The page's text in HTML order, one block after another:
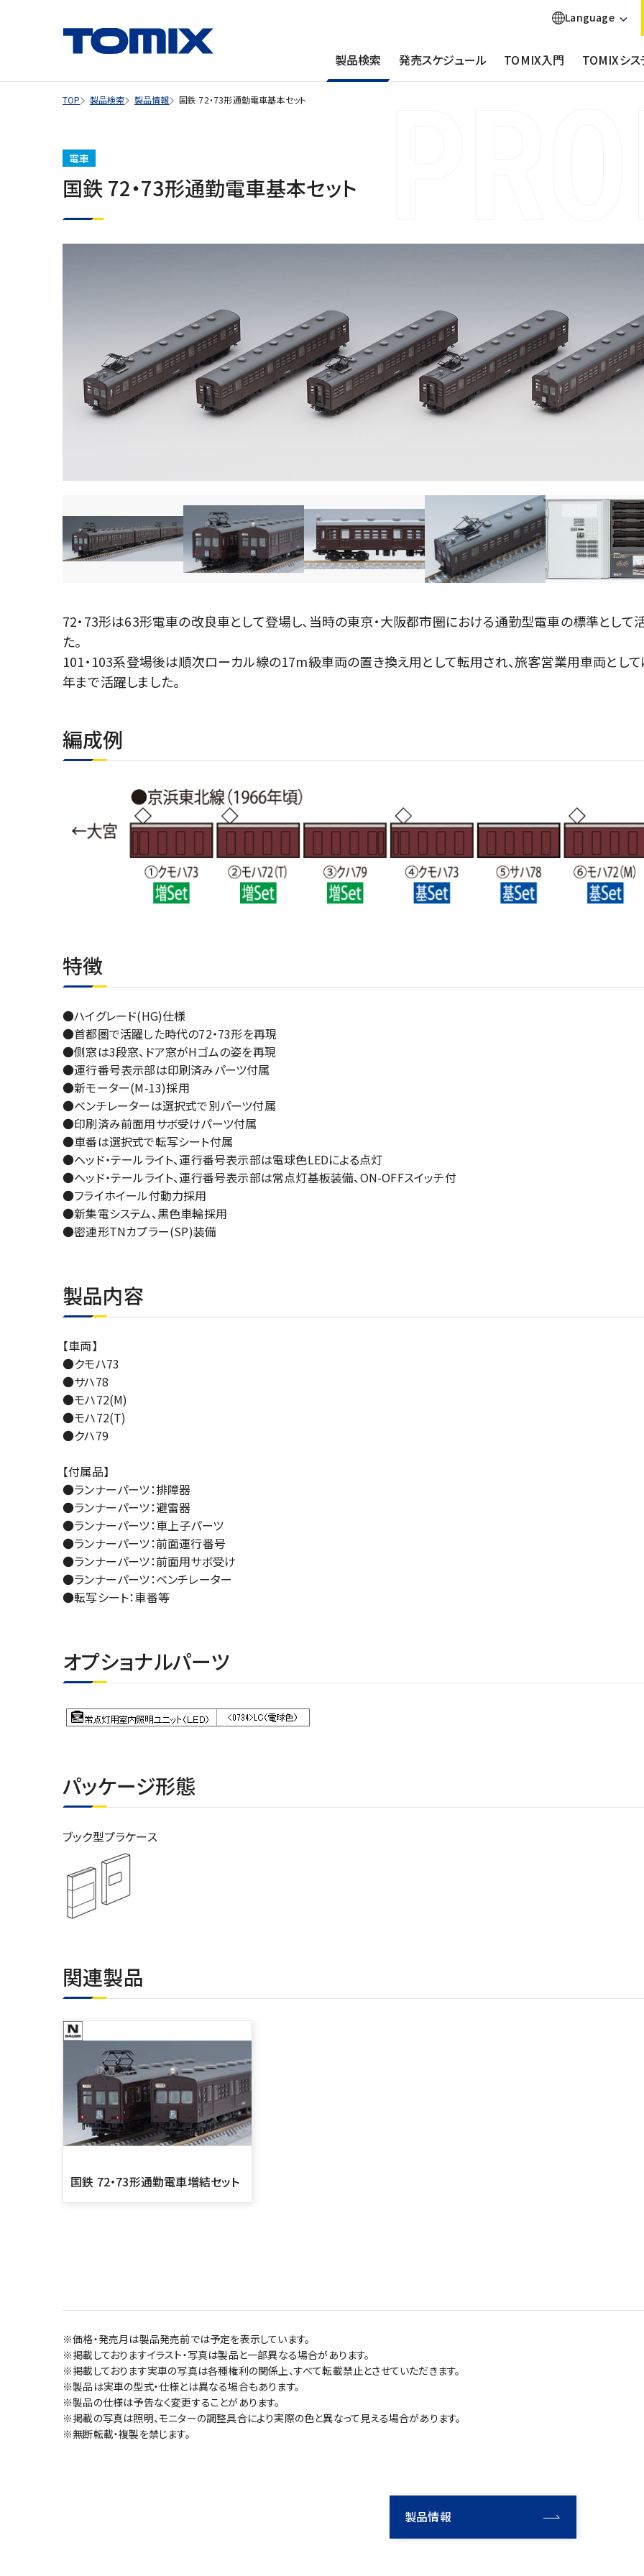
製品検索 発売スケジュール TOMIX入門 TOMIXシス
Language
TOP 製品検索 製品情報 国鉄 72・73形通勤電車基本セット
電車
国鉄 72・73形通勤電車基本セット
72・73形は63形電車の改良車として登場し、当時の東京・大阪都市圏における通勤型電車の標準として
た。
101・103系登場後は順次ローカル線の17m級車両の置き換え用として転用され、旅客営業用車両とし
年まで活躍しました。
編成例
特徴
●ハイグレード(HG)仕様
●首都圏で活躍した時代の72・73形を再現
●側窓は3段窓、ドア窓がHゴムの姿を再現
●運行番号表示部は印刷済みパーツ付属
●新モーター(M-13)採用
●ベンチレーターは選択式で別パーツ付属
●印刷済み前面用サボ受けパーツ付属
●車番は選択式で転写シート付属
●ヘッド・テールライト、運行番号表示部は電球色LEDによる点灯
●ヘッド・テールライト、運行番号表示部は常点灯基板装備、ON-OFFスイッチ付
●フライホイール付動力採用
●新集電システム、黒色車輪採用
●密連形TNカプラー(SP)装備
製品内容
【車両】
●クモハ73
●サハ78
●モハ72(M)
●モハ72(T)
●クハ79
【付属品】
●ランナーパーツ：排障器
●ランナーパーツ：避雷器
●ランナーパーツ：車上子パーツ
●ランナーパーツ：前面運行番号
●ランナーパーツ：前面用サボ受け
●ランナーパーツ：ベンチレーター
●転写シート：車番等
オプショナルパーツ
パッケージ形態
ブック型プラケース
関連製品
国鉄 72・73形通勤電車増結セット
※価格・発売月は製品発売前では予定を表示しています。
※掲載しておりますイラスト・写真は製品と一部異なる場合があります。
※掲載しております実車の写真は各種権利の関係上、すべて転載禁止とさせていただきます。
※製品は実車の型式・仕様とは異なる場合もあります。
※製品の仕様は予告なく変更することがあります。
※掲載の写真は照明、モニターの調整具合により実際の色と異なって見える場合があります。
※無断転載・複製を禁じます。
製品情報